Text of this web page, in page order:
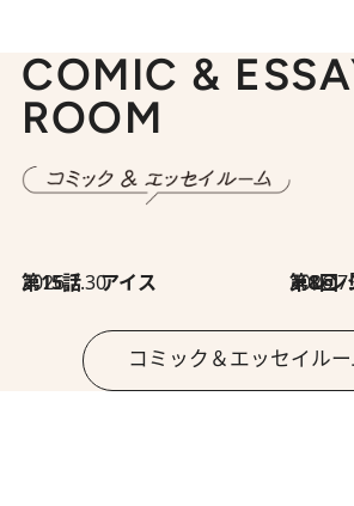
COMIC &
ROOM
2026.7.30
第15話 アイス 第8回「同人誌即
コミック＆エッセイルー